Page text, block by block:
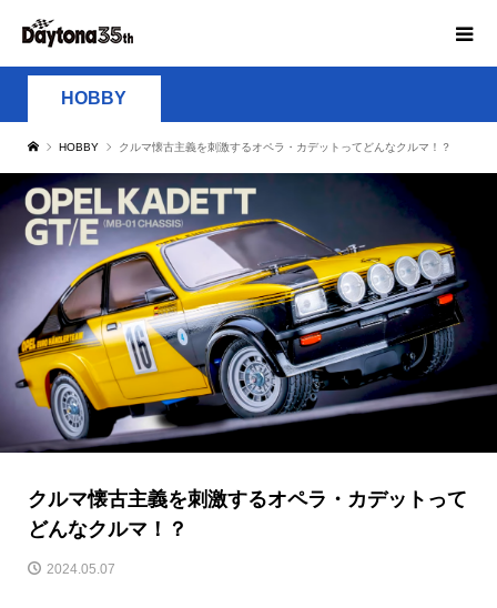
HOBBY
HOBBY クルマ懐古主義を刺激するオペラ・カデットってどんなクルマ！？
クルマ懐古主義を刺激するオペラ・カデットって
どんなクルマ！？
2024.05.07